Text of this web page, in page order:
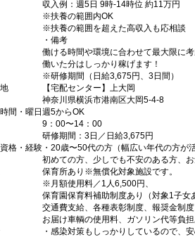
収入例：週5日 9時-14時位 約11万円
※扶養の範囲内OK
※扶養の範囲を超えた高収入も応相談
・備考
働ける時間や環境に合わせて最大限に
働いた分はしっかり稼げます！
※研修期間（日給3,675円、3日間）
【宅配センター】上大岡
神奈川県横浜市港南区大岡5-4-8
間・曜日 週5からOK
9：00〜14：00
研修期間：3日／日給3,675円
格・経験 ・20歳〜50代の方（幅広い年代の方が
初めての方、少しでも不安のある方、
保育所あり※無償化対象施設です。
※月額使用料／1人6,500円、
保育園保育料補助制度あり（対象1子女
交通費支給、各種表彰制度、報奨金制
お届け車輌の使用料、ガソリン代等負担
・感染対策もしっかりしているので、